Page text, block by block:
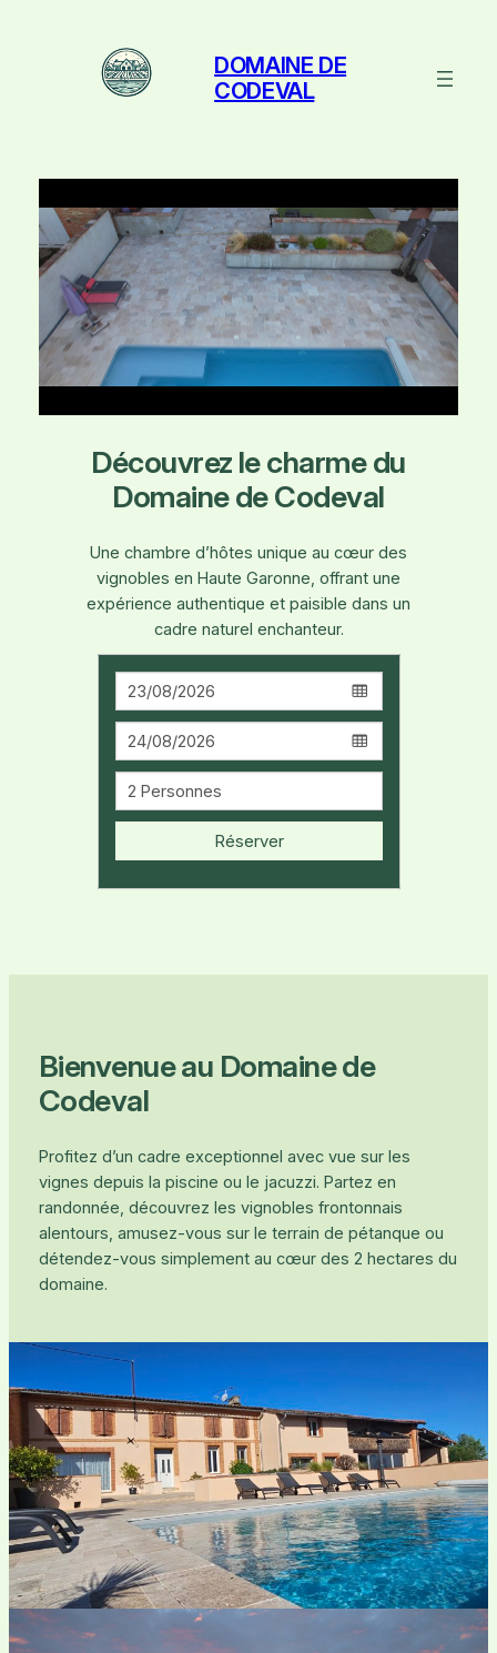
DOMAINE DE
CODEVAL
Découvrez le charme du
Domaine de Codeval
Une chambre d’hôtes unique au cœur des
vignobles en Haute Garonne, offrant une
expérience authentique et paisible dans un
cadre naturel enchanteur.
Réserver
Bienvenue au Domaine de
Codeval
Profitez d’un cadre exceptionnel avec vue sur les
vignes depuis la piscine ou le jacuzzi. Partez en
randonnée, découvrez les vignobles frontonnais
alentours, amusez-vous sur le terrain de pétanque ou
détendez-vous simplement au cœur des 2 hectares du
domaine.